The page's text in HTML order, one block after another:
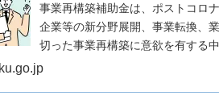
事業再構築補助金は、ポストコロ
企業等の新分野展開、事業転換、
切った事業再構築に意欲を有する